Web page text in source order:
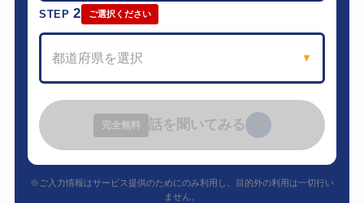
STEP2 ご選択ください
都道府県を選択 ▼
完全無料 話を聞いてみる
※ご入力情報はサービス提供のためにのみ利用し、目的外の利用は一切行い
ません。